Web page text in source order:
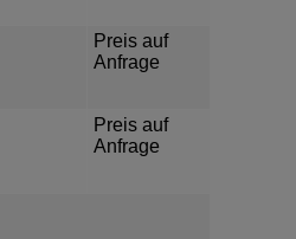
Preis auf
Anfrage
Preis auf
Anfrage